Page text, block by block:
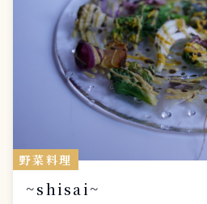
野菜料理
~shisai~